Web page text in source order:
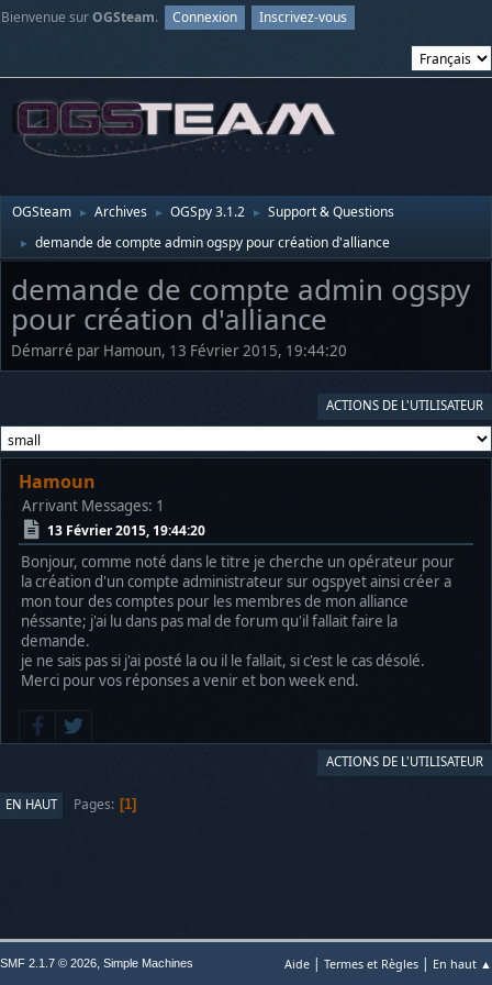
Bienvenue surOGSteam. Connexion Inscrivez-vous
OGSteam ► Archives ► OGSpy 3.1.2 ► Support & Questions
► demande de compte admin ogspy pour création d'alliance
demande de compte admin ogspy
pour création d'alliance
Démarré par Hamoun, 13 Février 2015, 19:44:20
ACTIONS DE L'UTILISATEUR
Hamoun
Arrivant Messages: 1
13 Février 2015, 19:44:20
Bonjour, comme noté dans le titre je cherche un opérateur pour
la création d'un compte administrateur sur ogspyet ainsi créer a
mon tour des comptes pour les membres de mon alliance
néssante; j'ai lu dans pas mal de forum qu'il fallait faire la
demande.
je ne sais pas si j'ai posté la ou il le fallait, si c'est le cas désolé.
Merci pour vos réponses a venir et bon week end.
ACTIONS DE L'UTILISATEUR
EN HAUT Pages 1
Aide | Termes et Règles | En haut ▲
SMF 2.1.7 © 2026, Simple Machines